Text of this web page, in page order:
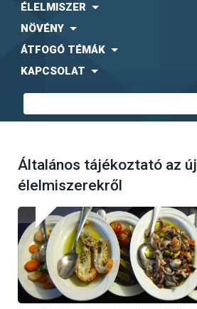
ÉLELMISZER
NÖVÉNY
ÁTFOGÓ TÉMÁK
KAPCSOLAT
Általános tájékoztató az új
élelmiszerekről